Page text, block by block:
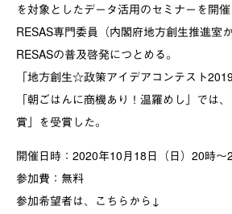
を対象としたデータ活用のセミナーを開催
RESAS専門委員（内閣府地方創生推進室
RESASの普及啓発につとめる。
「地方創生☆政策アイデアコンテスト
「朝ごはんに商機あり！温羅めし」では
賞」を受賞した。
開催日時：2020年10月18日（日）20時〜
参加費：無料
参加希望者は、こちらから↓